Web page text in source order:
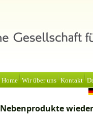
Home Wir über uns Kontakt